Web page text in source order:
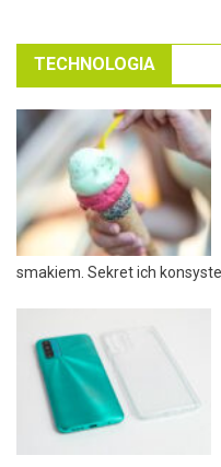
TECHNOLOGIA
smakiem. Sekret ich